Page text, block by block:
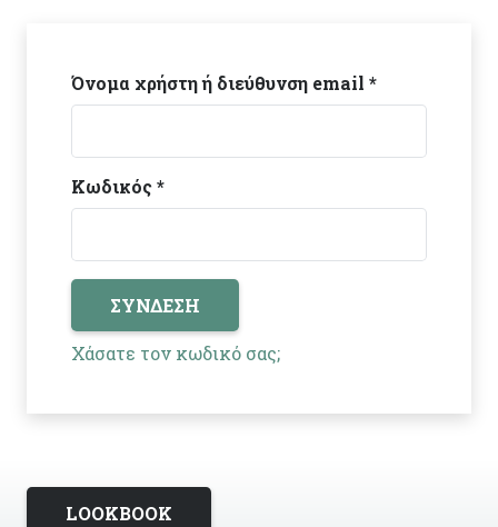
Όνομα χρήστη ή διεύθυνση email *
Κωδικός*
ΣΎΝΔΕΣΗ
Χάσατε τον κωδικό σας;
LOOKBOOK